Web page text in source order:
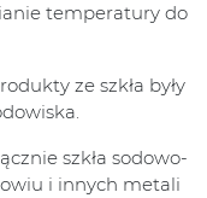
temperatury do
ze szkła były
szkła sodowo-
i innych metali